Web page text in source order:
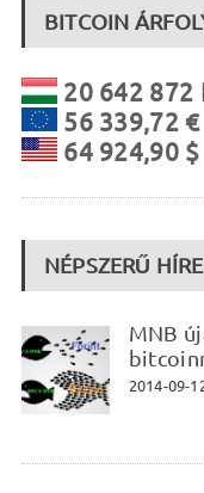
BITCOIN
20 642 872
56 339,72 €
64 924,90 $
NÉPSZERŰ
MNB
2014-09-